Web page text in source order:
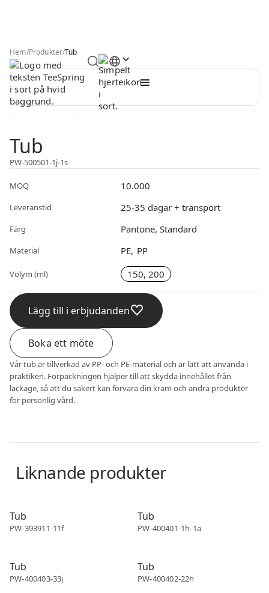
Hem/Produkter/Tub
Tub
PW-500501-1j-1s
MOQ 10.000
Leveranstid 25-35 dagar + transport
Färg Pantone, Standard
Material PE PP
Volym (ml) 150, 200
Lägg till i erbjudanden
Boka ett möte
Vår tub är tillverkad av PP- och PE-material och är lätt att använda i
praktiken. Förpackningen hjälper till att skydda innehållet från
läckage, så att du säkert kan förvara din kräm och andra produkter
för personlig vård.
Liknande produkter
Tub
PW-393911-11f
Tub
PW-400401-1h-1a
Tub
PW-400403-33j
Tub
PW-400402-22h